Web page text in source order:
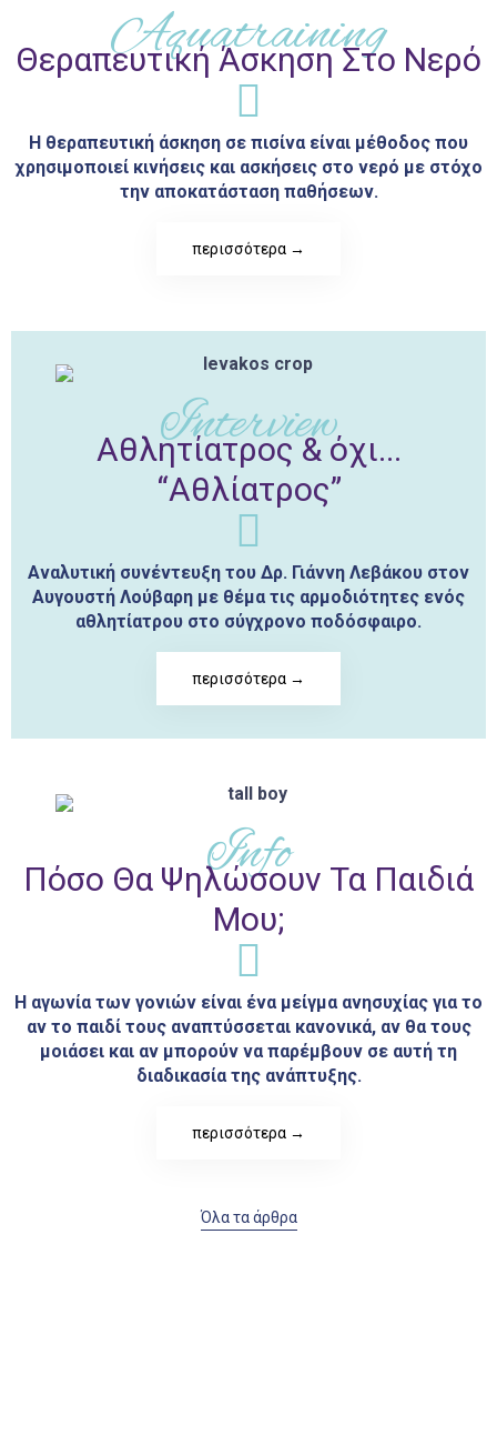
Aquatraining
Θεραπευτική Άσκηση Στο Νερό
Η θεραπευτική άσκηση σε πισίνα είναι μέθοδος που
χρησιμοποιεί κινήσεις και ασκήσεις στο νερό με στόχο
την αποκατάσταση παθήσεων.
περισσότερα →
Interview
Αθλητίατρος & όχι...
“Αθλίατρος”
Αναλυτική συνέντευξη του Δρ. Γιάννη Λεβάκου στον
Αυγουστή Λούβαρη με θέμα τις αρμοδιότητες ενός
αθλητίατρου στο σύγχρονο ποδόσφαιρο.
περισσότερα →
Info
Πόσο Θα Ψηλώσουν Τα Παιδιά
Μου;
Η αγωνία των γονιών είναι ένα μείγμα ανησυχίας για το
αν το παιδί τους αναπτύσσεται κανονικά, αν θα τους
μοιάσει και αν μπορούν να παρέμβουν σε αυτή τη
διαδικασία της ανάπτυξης.
περισσότερα →
Όλα τα άρθρα